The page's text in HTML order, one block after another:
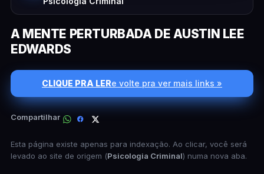
A MENTE PERTURBADA DE AUSTIN LEE
EDWARDS
CLIQUE PRA LERe volte pra ver mais links »
Compartilhar
Esta página existe apenas para indexação. Ao clicar, você será
levado ao site de origem (Psicologia Criminal) numa nova aba.